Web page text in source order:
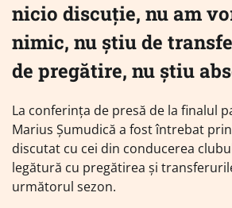
nicio discuție, nu am
nimic, nu știu de
de pregătire, nu știu
La conferința de presă de la finalul
Marius Șumudică a fost întrebat
discutat cu cei din conducerea
legătură cu pregătirea și
următorul sezon.